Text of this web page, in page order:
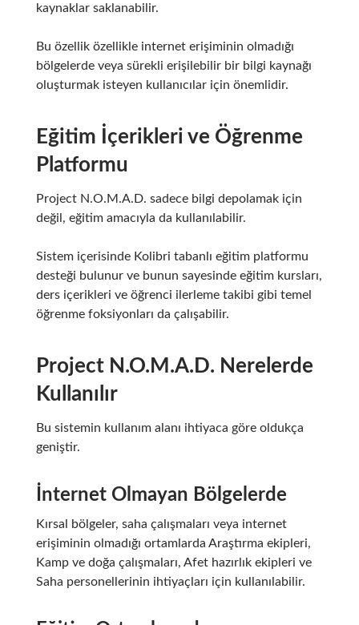
kaynaklar saklanabilir.
Bu özellik özellikle internet erişiminin olmadığı
bölgelerde veya sürekli erişilebilir bir bilgi kaynağı
oluşturmak isteyen kullanıcılar için önemlidir.
Eğitim İçerikleri ve Öğrenme
Platformu
Project N.O.M.A.D. sadece bilgi depolamak için
değil, eğitim amacıyla da kullanılabilir.
Sistem içerisinde Kolibri tabanlı eğitim platformu
desteği bulunur ve bunun sayesinde eğitim kursları,
ders içerikleri ve öğrenci ilerleme takibi gibi temel
öğrenme foksiyonları da çalışabilir.
Project N.O.M.A.D. Nerelerde
Kullanılır
Bu sistemin kullanım alanı ihtiyaca göre oldukça
geniştir.
İnternet Olmayan Bölgelerde
Kırsal bölgeler, saha çalışmaları veya internet
erişiminin olmadığı ortamlarda Araştırma ekipleri,
Kamp ve doğa çalışmaları, Afet hazırlık ekipleri ve
Saha personellerinin ihtiyaçları için kullanılabilir.